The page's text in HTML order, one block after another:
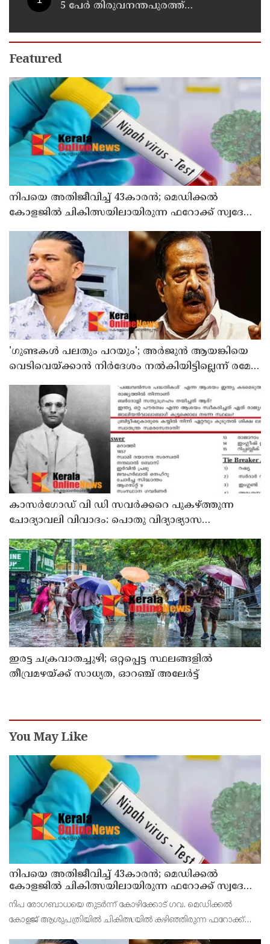
5 പേർ തിരുവനന്തപുരത്ത്
Featured
നിപയെ അതിജീവിച്ച് 43കാരന്‍; മെഡിക്കല്‍
കോളജില്‍ ചികിത്സയിലായിരുന്ന ഫറോക്ക് സ്വദേശി
'ഗുണ്ടകൾ പലതും പറയും'; അർജുൻ ആയങ്കിയെ
വെടിവെയ്ക്കാൻ നിർദേശം നൽകിയിട്ടില്ലെന്ന് രമേശ്
കാസർഗോഡ് വി ഡി സവർക്കറെ പുകഴ്ത്തുന്ന
ചോദ്യാവലി വിവാദം: പൊതു വിദ്യാഭ്യാസ
ഇരട്ട ചക്രവാതച്ചുഴി; ഒറ്റപ്പെട്ട സ്ഥലങ്ങളില്‍
തീവ്രമഴയ്ക്ക് സാധ്യത, ഓറഞ്ച് അലേർട്ട്
You May Like
നിപയെ അതിജീവിച്ച് 43കാരന്‍; മെഡിക്കല്‍
കോളജില്‍ ചികിത്സയിലായിരുന്ന ഫറോക്ക് സ്വദേശി
വീട്ടിലേക്ക് മടങ്ങി
നിപ രോഗബാധയെ തുടര്‍ന്ന് കോഴിക്കോട് ഗവ. മെഡിക്കല്‍
കോളജ് ആശുപത്രിയില്‍ ചികിത്സയില്‍ കഴിഞ്ഞിരുന്ന ഫറോക്ക്